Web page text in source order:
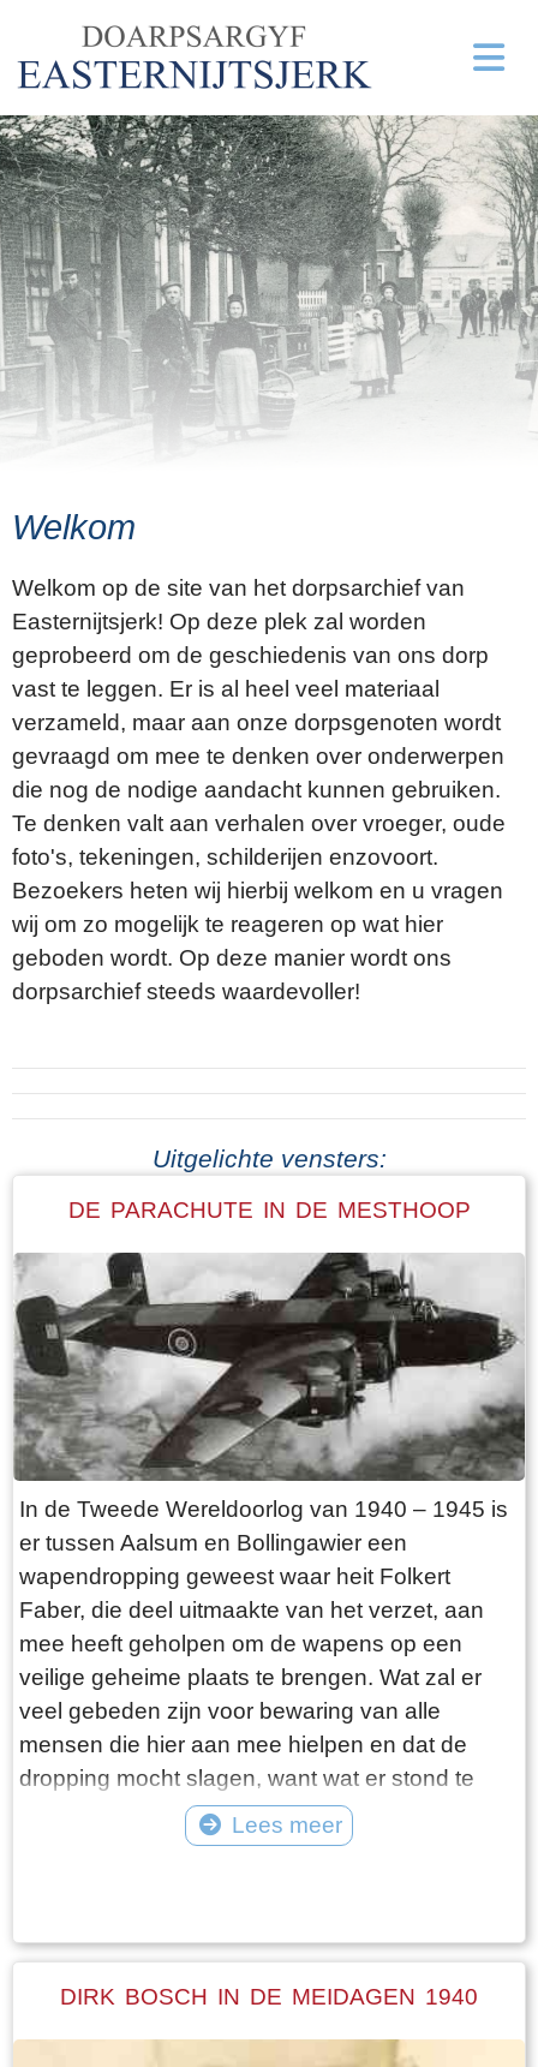
Welkom
Welkom op de site van het dorpsarchief van
Easternijtsjerk! Op deze plek zal worden
geprobeerd om de geschiedenis van ons dorp
vast te leggen. Er is al heel veel materiaal
verzameld, maar aan onze dorpsgenoten wordt
gevraagd om mee te denken over onderwerpen
die nog de nodige aandacht kunnen gebruiken.
Te denken valt aan verhalen over vroeger, oude
foto's, tekeningen, schilderijen enzovoort.
Bezoekers heten wij hierbij welkom en u vragen
wij om zo mogelijk te reageren op wat hier
geboden wordt. Op deze manier wordt ons
dorpsarchief steeds waardevoller!
Uitgelichte vensters:
DE PARACHUTE IN DE MESTHOOP
In de Tweede Wereldoorlog van 1940 – 1945 is
er tussen Aalsum en Bollingawier een
wapendropping geweest waar heit Folkert
Faber, die deel uitmaakte van het verzet, aan
mee heeft geholpen om de wapens op een
veilige geheime plaats te brengen. Wat zal er
veel gebeden zijn voor bewaring van alle
mensen die hier aan mee hielpen en dat de
dropping mocht slagen, want wat er stond te
gebeuren was niet niks.Midden in de nacht bij
nieuwe maan werden de wapens met een
geweren, werden op een zolder in de koeienstal
de mesthoop achter de boerderij begraven. De
Lees meer
DIRK BOSCH IN DE MEIDAGEN 1940